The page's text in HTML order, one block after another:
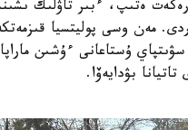
ەتىپ، ءبىر تاۋلىك
مەن وسى پوليتسيا
ۇستاعانى ءۇشىن
بۋدايەۆا.